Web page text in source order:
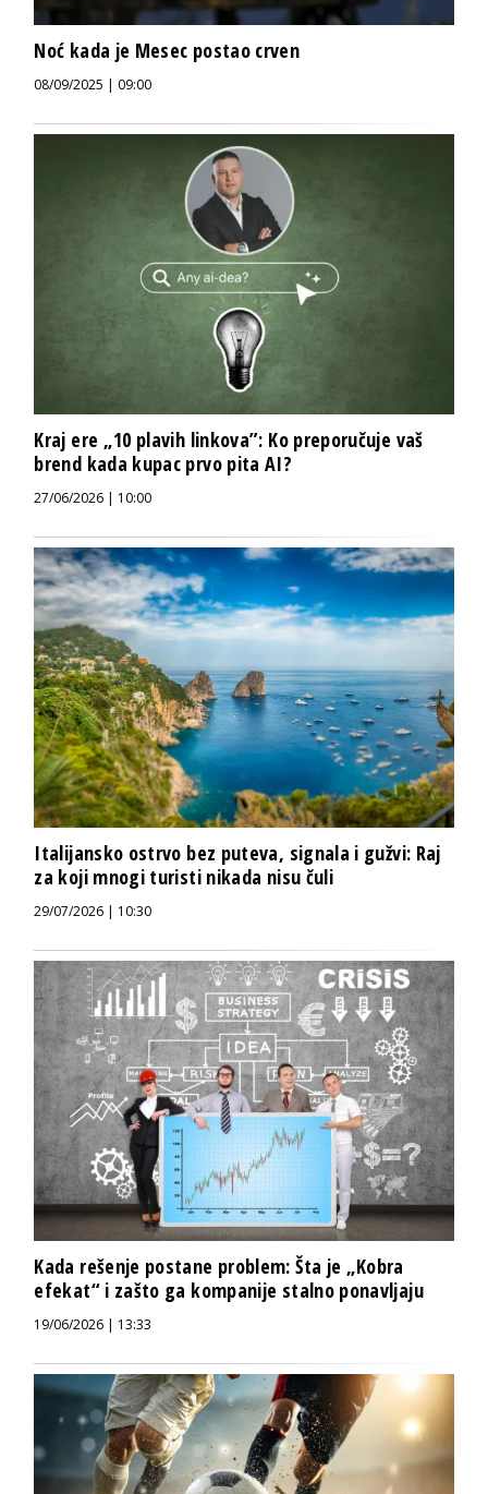
Noć kada je Mesec postao crven
08/09/2025 | 09:00
Kraj ere „10 plavih linkova”: Ko preporučuje vaš
brend kada kupac prvo pita AI?
27/06/2026 | 10:00
Italijansko ostrvo bez puteva, signala i gužvi: Raj
za koji mnogi turisti nikada nisu čuli
29/07/2026 | 10:30
Kada rešenje postane problem: Šta je „Kobra
efekat“ i zašto ga kompanije stalno ponavljaju
19/06/2026 | 13:33